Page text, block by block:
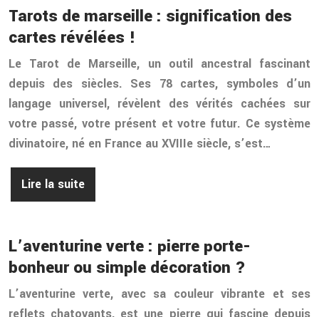
Tarots de marseille : signification des
cartes révélées !
Le Tarot de Marseille, un outil ancestral fascinant
depuis des siècles. Ses 78 cartes, symboles d’un
langage universel, révèlent des vérités cachées sur
votre passé, votre présent et votre futur. Ce système
divinatoire, né en France au XVIIIe siècle, s’est…
Lire la suite
L’aventurine verte : pierre porte-
bonheur ou simple décoration ?
L’aventurine verte, avec sa couleur vibrante et ses